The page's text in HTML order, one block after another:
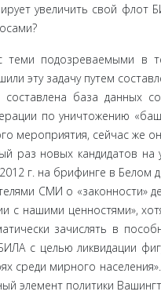
увеличить свой
теми подозреваемыми в
эту задачу путем
база данных
по уничтожению
мероприятия, сейчас же
раз новых кандидатов
г. на брифинге в Белом
СМИ о «законности»
с нашими ценностями»,
зачислять в
с целью ликвидации
среди мирного
элемент политики